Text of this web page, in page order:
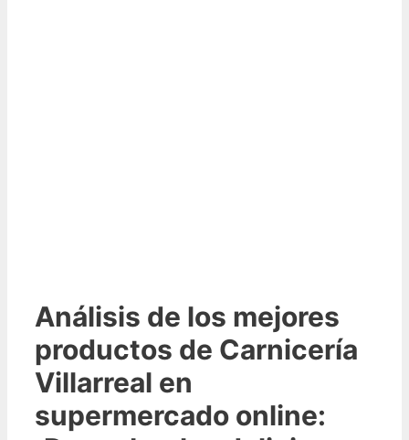
Análisis de los mejores
productos de Carnicería
Villarreal en
supermercado online: